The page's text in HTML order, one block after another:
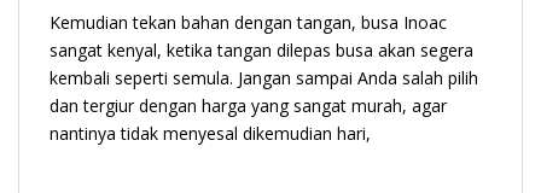
Kemudian tekan bahan dengan tangan, busa Inoac
sangat kenyal, ketika tangan dilepas busa akan segera
kembali seperti semula. Jangan sampai Anda salah pilih
dan tergiur dengan harga yang sangat murah, agar
nantinya tidak menyesal dikemudian hari,